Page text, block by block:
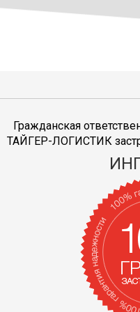
Гражданская
ТАЙГЕР-ЛОГИСТИК